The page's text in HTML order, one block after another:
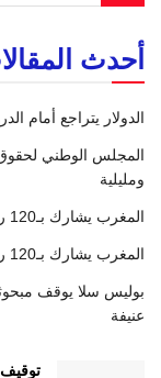
أحدث
الدولار يتراجع أمام الدرهم بنسبة
المجلس الوطني لحقوق
ومليلية
المغرب يشارك بـ120 رياضيا في دورة تارانتو 2026
المغرب يشارك بـ120 رياضيا في دورة تارانتو 2026
بوليس سلا يوقف
عنيفة